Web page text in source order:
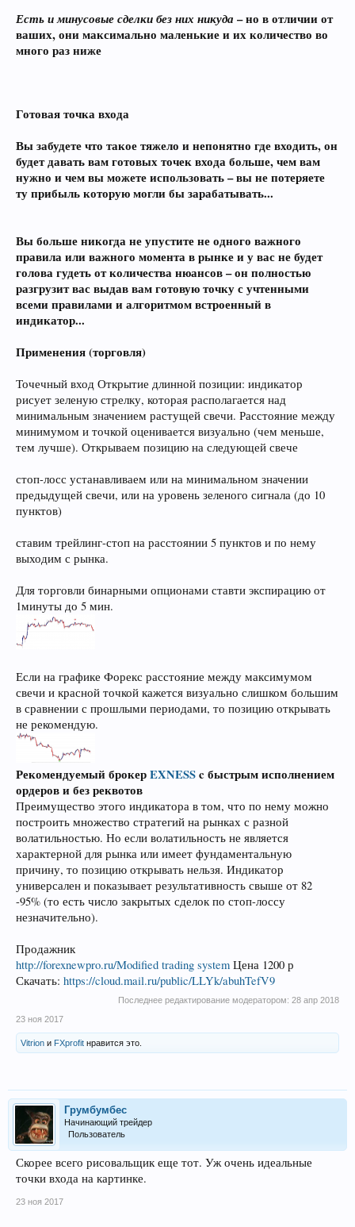
Есть и минусовые сделки без них никуда – но в отличии от
ваших,они максимально маленькие и их количество во
много раз ниже
Готовая точка входа
Вы забудете что такое тяжело и непонятно где входить, он
будет давать вам готовых точек входа больше, чем вам
нужно и чем вы можете использовать – вы не потеряете
ту прибыль которую могли бы зарабатывать...
Вы больше никогда не упустите не одного важного
правила или важного момента в рынке и у вас не будет
голова гудеть от количества нюансов – он полностью
разгрузит вас выдав вам готовую точку с учтенными
всеми правилами и алгоритмом встроенный в
индикатор...
Применения (торговля)
Точечный вход Открытие длинной позиции: индикатор
рисует зеленую стрелку, которая располагается над
минимальным значением растущей свечи. Расстояние между
минимумом и точкой оценивается визуально (чем меньше,
тем лучше). Открываем позицию на следующей свече
стоп-лосс устанавливаем или на минимальном значении
предыдущей свечи, или на уровень зеленого сигнала (до 10
пунктов)
ставим трейлинг-стоп на расстоянии 5 пунктов и по нему
выходим с рынка.
Для торговли бинарными опционами ставти экспирацию от
1минуты до 5 мин.
Если на графике Форекс расстояние между максимумом
свечи и красной точкой кажется визуально слишком большим
в сравнении с прошлыми периодами, то позицию открывать
не рекомендую.
Рекомендуемый брокерEXNESSc быстрым исполнением
ордеров и без реквотов
Преимущество этого индикатора в том, что по нему можно
построить множество стратегий на рынках с разной
волатильностью. Но если волатильность не является
характерной для рынка или имеет фундаментальную
причину, то позицию открывать нельзя. Индикатор
универсален и показывает результативность свыше от 82
-95% (то есть число закрытых сделок по стоп-лоссу
незначительно).
Продажник
http://forexnewpro.ru/Modified trading system Цена 1200 р
Скачать: https://cloud.mail.ru/public/LLYk/abuhTefV9
Последнее редактирование модератором: 28 апр 2018
23 ноя 2017
Vitrion и FXprofit нравится это.
Грумбумбес
Начинающий трейдер
Пользователь
Скорее всего рисовальщик еще тот. Уж очень идеальные
точки входа на картинке.
23 ноя 2017